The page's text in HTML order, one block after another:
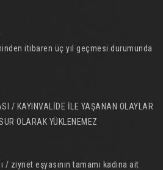
itibaren üç yıl geçmesi durumunda
/ KAYINVALİDE İLE YAŞANAN OLAYLAR
OLARAK YÜKLENEMEZ
/ ziynet eşyasının tamamı kadına ait